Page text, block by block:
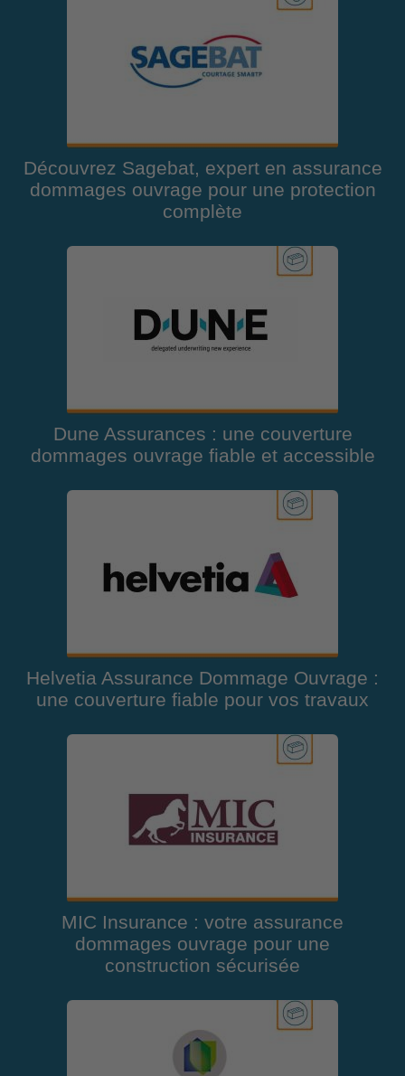
Découvrez Sagebat, expert en assurance
dommages ouvrage pour une protection
complète
Dune Assurances : une couverture
dommages ouvrage fiable et accessible
Helvetia Assurance Dommage Ouvrage :
une couverture fiable pour vos travaux
MIC Insurance : votre assurance
dommages ouvrage pour une
construction sécurisée